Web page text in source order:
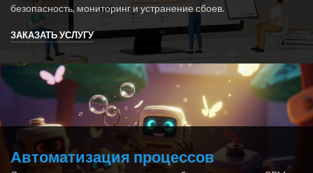
безопасность, мониторинг и устранение сбоев.
ЗАКАЗАТЬ УСЛУГУ
Автоматизация процессов